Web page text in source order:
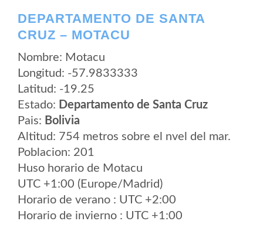
DEPARTAMENTO DE SANTA
CRUZ – MOTACU
Nombre: Motacu
Longitud: -57.9833333
Latitud: -19.25
Estado: Departamento de Santa Cruz
Pais: Bolivia
Altitud: 754 metros sobre el nvel del mar.
Poblacion: 201
Huso horario de Motacu
UTC +1:00 (Europe/Madrid)
Horario de verano : UTC +2:00
Horario de invierno : UTC +1:00